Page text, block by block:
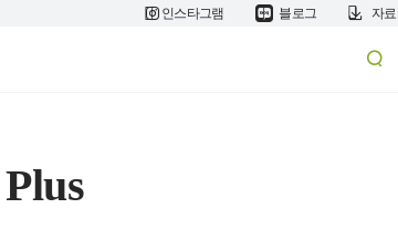
인스타그램 블로그 자